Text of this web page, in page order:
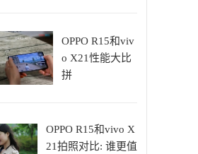
OPPO R15和viv
o X21性能大比
拼
OPPO R15和vivo X
21拍照对比: 谁更值